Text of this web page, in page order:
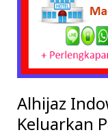
Alhijaz
Keluarkan